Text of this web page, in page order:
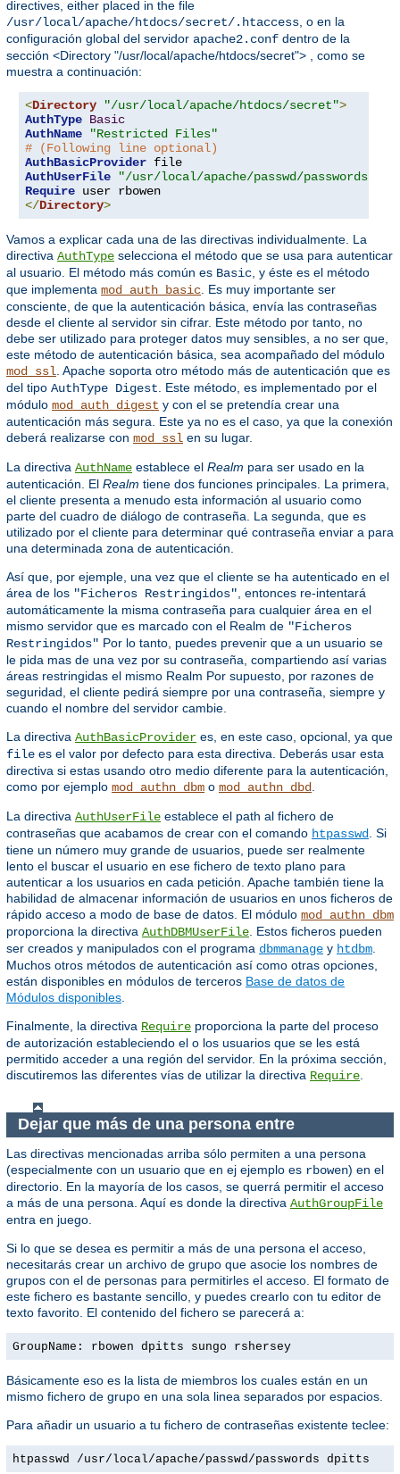
directives, either placed in the file
/usr/local/apache/htdocs/secret/.htaccess , o en la
configuración global del servidor apache2.conf dentro de la
sección <Directory "/usr/local/apache/htdocs/secret"> , como se
muestra a continuación:
<Directory "/usr/local/apache/htdocs/secret">
AuthType Basic
AuthName
"Restricted Files"
# (Following line optional)
AuthBasicProvider
AuthUserFile
"/usr/local/apache/passwd/passwords"
Require
</Directory>
Vamos a explicar cada una de las directivas individualmente. La
directiva AuthType selecciona el método que se usa para autenticar
al usuario. El método más común es Basic , y éste es el método
que implementa mod_auth_basic . Es muy importante ser
consciente, de que la autenticación básica, envía las contraseñas
desde el cliente al servidor sin cifrar. Este método por tanto, no
debe ser utilizado para proteger datos muy sensibles, a no ser que,
este método de autenticación básica, sea acompañado del módulo
mod_ssl . Apache soporta otro método más de autenticación que es
del tipo AuthType Digest . Este método, es implementado por el
módulo mod_auth_digest y con el se pretendía crear una
autenticación más segura. Este ya no es el caso, ya que la conexión
deberá realizarse con mod_ssl en su lugar.
La directiva AuthName establece el Realm para ser usado en la
autenticación. El Realm tiene dos funciones principales. La primera,
el cliente presenta a menudo esta información al usuario como
parte del cuadro de diálogo de contraseña. La segunda, que es
utilizado por el cliente para determinar qué contraseña enviar a para
una determinada zona de autenticación.
Así que, por ejemple, una vez que el cliente se ha autenticado en el
área de los "Ficheros Restringidos" , entonces re-intentará
automáticamente la misma contraseña para cualquier área en el
mismo servidor que es marcado con el Realm de "Ficheros
Restringidos" Por lo tanto, puedes prevenir que a un usuario se
le pida mas de una vez por su contraseña, compartiendo así varias
áreas restringidas el mismo Realm Por supuesto, por razones de
seguridad, el cliente pedirá siempre por una contraseña, siempre y
cuando el nombre del servidor cambie.
La directiva AuthBasicProvider es, en este caso, opcional, ya que
file es el valor por defecto para esta directiva. Deberás usar esta
directiva si estas usando otro medio diferente para la autenticación,
como por ejemplo mod_authn_dbm o mod_authn_dbd
La directiva AuthUserFile establece el path al fichero de
contraseñas que acabamos de crear con el comando htpasswd
. Si
tiene un número muy grande de usuarios, puede ser realmente
lento el buscar el usuario en ese fichero de texto plano para
autenticar a los usuarios en cada petición. Apache también tiene la
habilidad de almacenar información de usuarios en unos ficheros de
rápido acceso a modo de base de datos. El módulo mod_authn_dbm
proporciona la directiva AuthDBMUserFile . Estos ficheros pueden
ser creados y manipulados con el programa dbmmanage y htdbm
Muchos otros métodos de autenticación así como otras opciones,
están disponibles en módulos de terceros Base de datos de
Módulos disponibles
Finalmente, la directiva Require proporciona la parte del proceso
de autorización estableciendo el o los usuarios que se les está
permitido acceder a una región del servidor. En la próxima sección,
discutiremos las diferentes vías de utilizar la directiva Require
Dejar que más de una persona entre
Las directivas mencionadas arriba sólo permiten a una persona
(especialmente con un usuario que en ej ejemplo es rbowen) en el
directorio. En la mayoría de los casos, se querrá permitir el acceso
a más de una persona. Aquí es donde la directiva AuthGroupFile
entra en juego.
Si lo que se desea es permitir a más de una persona el acceso,
necesitarás crear un archivo de grupo que asocie los nombres de
grupos con el de personas para permitirles el acceso. El formato de
este fichero es bastante sencillo, y puedes crearlo con tu editor de
texto favorito. El contenido del fichero se parecerá a:
GroupName: rbowen dpitts sungo rshersey
Básicamente eso es la lista de miembros los cuales están en un
mismo fichero de grupo en una sola linea separados por espacios.
Para añadir un usuario a tu fichero de contraseñas existente teclee:
htpasswd /usr/local/apache/passwd/passwords dpitts